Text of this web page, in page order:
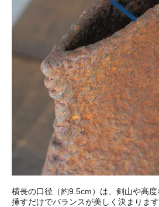
横長の口径（約9.5cm）は、剣山や高
挿すだけでバランスが美しく決まります